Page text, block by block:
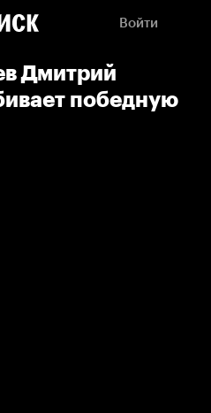
Войти
Дмитрий
победную